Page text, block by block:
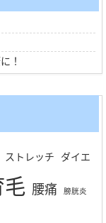
！
ストレッチ ダイエ
腰痛 膀胱炎